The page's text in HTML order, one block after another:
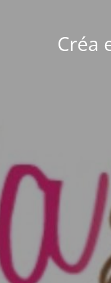
Créa